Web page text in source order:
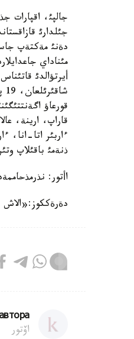
جالپئ، اقپارات
جئلدارئ
قاراپ، ارينة،
ءاربئر اتا-انا،
ذنةمئ باقئلاپ
اأتور:
دةرةككوز:«الاش
اۆتور